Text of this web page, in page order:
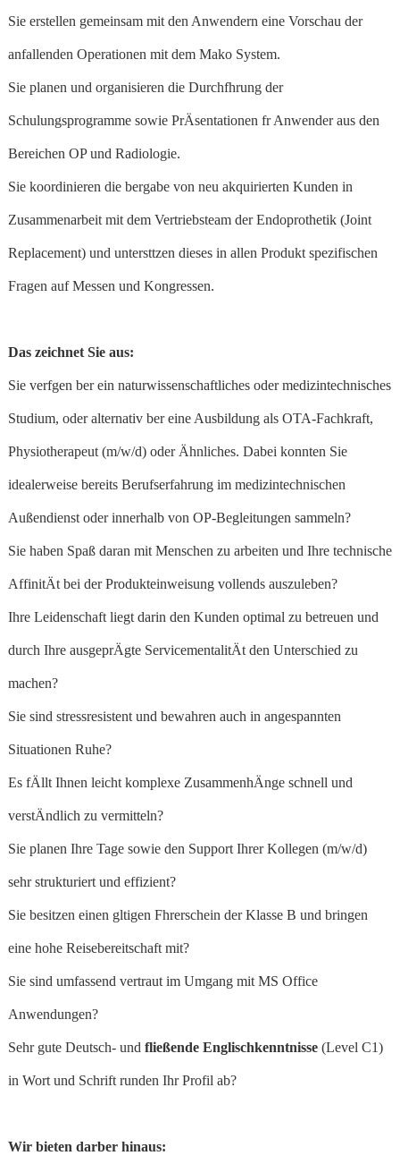
Sie erstellen gemeinsam mit den Anwendern eine Vorschau der
anfallenden Operationen mit dem Mako System.
Sie planen und organisieren die Durchfhrung der
Schulungsprogramme sowie PrÄsentationen fr Anwender aus den
Bereichen OP und Radiologie.
Sie koordinieren die bergabe von neu akquirierten Kunden in
Zusammenarbeit mit dem Vertriebsteam der Endoprothetik (Joint
Replacement) und untersttzen dieses in allen Produkt spezifischen
Fragen auf Messen und Kongressen.
Das zeichnet Sie aus:
Sie verfgen ber ein naturwissenschaftliches oder medizintechnisches
Studium, oder alternativ ber eine Ausbildung als OTA-Fachkraft,
Physiotherapeut (m/w/d) oder Ähnliches. Dabei konnten Sie
idealerweise bereits Berufserfahrung im medizintechnischen
Außendienst oder innerhalb von OP-Begleitungen sammeln?
Sie haben Spaß daran mit Menschen zu arbeiten und Ihre technische
AffinitÄt bei der Produkteinweisung vollends auszuleben?
Ihre Leidenschaft liegt darin den Kunden optimal zu betreuen und
durch Ihre ausgeprÄgte ServicementalitÄt den Unterschied zu
machen?
Sie sind stressresistent und bewahren auch in angespannten
Situationen Ruhe?
Es fÄllt Ihnen leicht komplexe ZusammenhÄnge schnell und
verstÄndlich zu vermitteln?
Sie planen Ihre Tage sowie den Support Ihrer Kollegen (m/w/d)
sehr strukturiert und effizient?
Sie besitzen einen gltigen Fhrerschein der Klasse B und bringen
eine hohe Reisebereitschaft mit?
Sie sind umfassend vertraut im Umgang mit MS Office
Anwendungen?
Sehr gute Deutsch- und fließende Englischkenntnisse(Level C1)
in Wort und Schrift runden Ihr Profil ab?
Wir bieten darber hinaus: